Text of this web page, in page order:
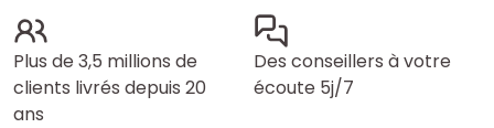
Plus de 3,5 millions de
clients livrés depuis 20
ans
Des conseillers à votre
écoute 5j/7